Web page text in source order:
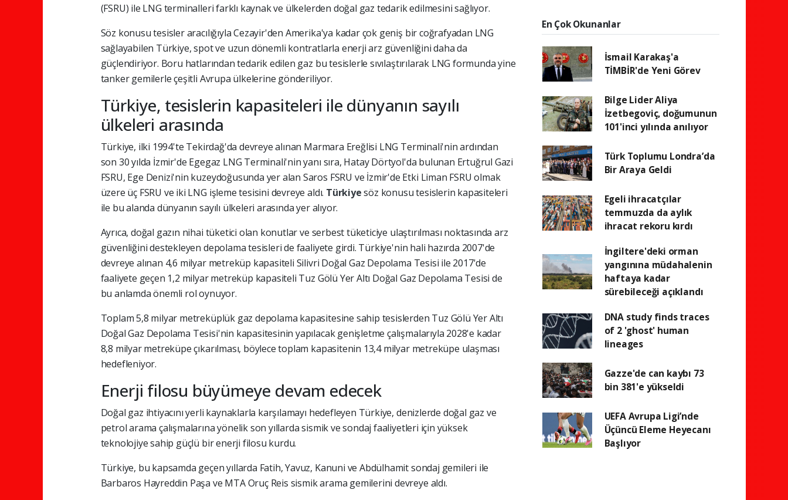
(FSRU) ile LNG terminalleri farklı kaynak ve ülkelerden doğal gaz tedarik edilmesini sağlıyor.
Söz konusu tesisler aracılığıyla Cezayir'den Amerika'ya kadar çok geniş bir coğrafyadan LNG
sağlayabilen Türkiye, spot ve uzun dönemli kontratlarla enerji arz güvenliğini daha da
güçlendiriyor. Boru hatlarından tedarik edilen gaz bu tesislerle sıvılaştırılarak LNG formunda yine
tanker gemilerle çeşitli Avrupa ülkelerine gönderiliyor.
Türkiye, tesislerin kapasiteleri ile dünyanın sayılı
ülkeleri arasında
Türkiye, ilki 1994'te Tekirdağ'da devreye alınan Marmara Ereğlisi LNG Terminali'nin ardından
son 30 yılda İzmir'de Egegaz LNG Terminali'nin yanı sıra, Hatay Dörtyol'da bulunan Ertuğrul Gazi
FSRU, Ege Denizi'nin kuzeydoğusunda yer alan Saros FSRU ve İzmir'de Etki Liman FSRU olmak
üzere üç FSRU ve iki LNG işleme tesisini devreye aldı. Türkiyesöz konusu tesislerin kapasiteleri
ile bu alanda dünyanın sayılı ülkeleri arasında yer alıyor.
Ayrıca, doğal gazın nihai tüketici olan konutlar ve serbest tüketiciye ulaştırılması noktasında arz
güvenliğini destekleyen depolama tesisleri de faaliyete girdi. Türkiye'nin hali hazırda 2007'de
devreye alınan 4,6 milyar metreküp kapasiteli Silivri Doğal Gaz Depolama Tesisi ile 2017'de
faaliyete geçen 1,2 milyar metreküp kapasiteli Tuz Gölü Yer Altı Doğal Gaz Depolama Tesisi de
bu anlamda önemli rol oynuyor.
Toplam 5,8 milyar metreküplük gaz depolama kapasitesine sahip tesislerden Tuz Gölü Yer Altı
Doğal Gaz Depolama Tesisi'nin kapasitesinin yapılacak genişletme çalışmalarıyla 2028'e kadar
8,8 milyar metreküpe çıkarılması, böylece toplam kapasitenin 13,4 milyar metreküpe ulaşması
hedefleniyor.
Enerji filosu büyümeye devam edecek
Doğal gaz ihtiyacını yerli kaynaklarla karşılamayı hedefleyen Türkiye, denizlerde doğal gaz ve
petrol arama çalışmalarına yönelik son yıllarda sismik ve sondaj faaliyetleri için yüksek
teknolojiye sahip güçlü bir enerji filosu kurdu.
Türkiye, bu kapsamda geçen yıllarda Fatih, Yavuz, Kanuni ve Abdülhamit sondaj gemileri ile
Barbaros Hayreddin Paşa ve MTA Oruç Reis sismik arama gemilerini devreye aldı.
En Çok Okunanlar
İsmail Karakaş'a
TİMBİR'de Yeni Görev
Bilge Lider Aliya
İzetbegoviç, doğumunun
101'inci yılında anılıyor
Türk Toplumu Londra’da
Bir Araya Geldi
Egeli ihracatçılar
temmuzda da aylık
ihracat rekoru kırdı
İngiltere'deki orman
yangınına müdahalenin
haftaya kadar
sürebileceği açıklandı
DNA study finds traces
of 2 'ghost' human
lineages
Gazze'de can kaybı 73
bin 381'e yükseldi
UEFA Avrupa Ligi’nde
Üçüncü Eleme Heyecanı
Başlıyor